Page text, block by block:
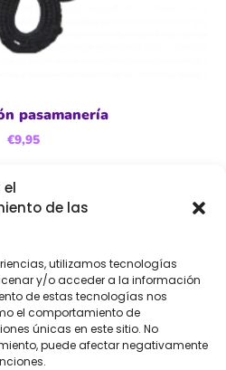
de las
utilizamos tecnologías
y/o acceder a la información
de estas tecnologías nos
el comportamiento de
únicas en este sitio. No
puede afectar negativamente
pasamanería
€9,95
al carrito